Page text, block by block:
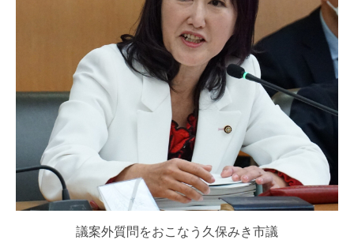
議案外質問をおこなう久保みき市議